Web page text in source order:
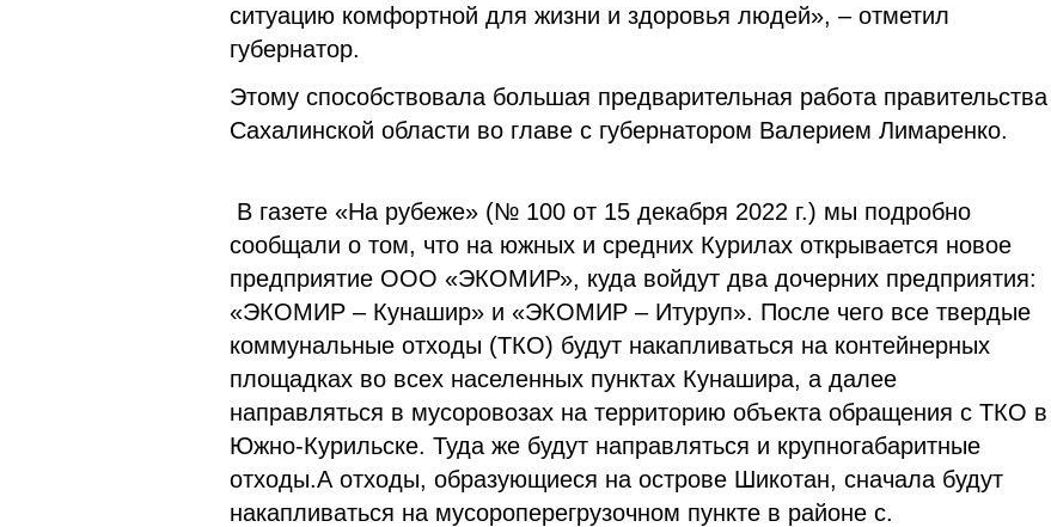
ситуацию комфортной для жизни и здоровья людей», – отметил
губернатор.
Этому способствовала большая предварительная работа правительства
Сахалинской области во главе с губернатором Валерием Лимаренко.
В газете «На рубеже» (№ 100 от 15 декабря 2022 г.) мы подробно
сообщали о том, что на южных и средних Курилах открывается новое
предприятие ООО «ЭКОМИР», куда войдут два дочерних предприятия:
«ЭКОМИР – Кунашир» и «ЭКОМИР – Итуруп». После чего все твердые
коммунальные отходы (ТКО) будут накапливаться на контейнерных
площадках во всех населенных пунктах Кунашира, а далее
направляться в мусоровозах на территорию объекта обращения с ТКО в
Южно-Курильске. Туда же будут направляться и крупногабаритные
отходы.А отходы, образующиеся на острове Шикотан, сначала будут
накапливаться на мусороперегрузочном пункте в районе с.